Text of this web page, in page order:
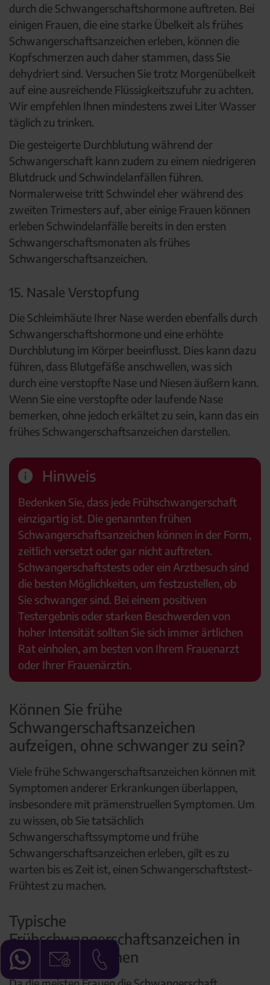
durch die Schwangerschaftshormone auftreten. Bei
einigen Frauen, die eine starke Übelkeit als frühes
Schwangerschaftsanzeichen erleben, können die
Kopfschmerzen auch daher stammen, dass Sie
dehydriert sind. Versuchen Sie trotz Morgenübelkeit
auf eine ausreichende Flüssigkeitszufuhr zu achten.
Wir empfehlen Ihnen mindestens zwei Liter Wasser
täglich zu trinken.
Die gesteigerte Durchblutung während der
Schwangerschaft kann zudem zu einem niedrigeren
Blutdruck und Schwindelanfällen führen.
Normalerweise tritt Schwindel eher während des
zweiten Trimesters auf, aber einige Frauen können
erleben Schwindelanfälle bereits in den ersten
Schwangerschaftsmonaten als frühes
Schwangerschaftsanzeichen.
15. Nasale Verstopfung
Die Schleimhäute Ihrer Nase werden ebenfalls durch
Schwangerschaftshormone und eine erhöhte
Durchblutung im Körper beeinflusst. Dies kann dazu
führen, dass Blutgefäße anschwellen, was sich
durch eine verstopfte Nase und Niesen äußern kann.
Wenn Sie eine verstopfte oder laufende Nase
bemerken, ohne jedoch erkältet zu sein, kann das ein
frühes Schwangerschaftsanzeichen darstellen.
Hinweis
Bedenken Sie, dass jede Frühschwangerschaft
einzigartig ist. Die genannten frühen
Schwangerschaftsanzeichen können in der Form,
zeitlich versetzt oder gar nicht auftreten.
Schwangerschaftstests oder ein Arztbesuch sind
die besten Möglichkeiten, um festzustellen, ob
Sie schwanger sind. Bei einem positiven
Testergebnis oder starken Beschwerden von
hoher Intensität sollten Sie sich immer ärtlichen
Rat einholen, am besten von Ihrem Frauenarzt
oder Ihrer Frauenärztin.
Können Sie frühe
Schwangerschaftsanzeichen
aufzeigen, ohne schwanger zu sein?
Viele frühe Schwangerschaftsanzeichen können mit
Symptomen anderer Erkrankungen überlappen,
insbesondere mit prämenstruellen Symptomen. Um
zu wissen, ob Sie tatsächlich
Schwangerschaftssymptome und frühe
Schwangerschaftsanzeichen erleben, gilt es zu
warten bis es Zeit ist, einen Schwangerschaftstest-
Frühtest zu machen.
Typische
Frühschwangerschaftsanzeichen in
den ersten Wochen